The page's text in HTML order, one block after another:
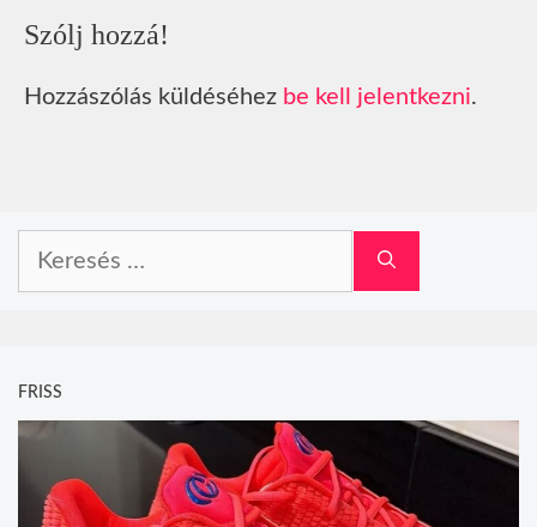
Szólj hozzá!
Hozzászólás küldéséhez be kell jelentkezni.
FRISS